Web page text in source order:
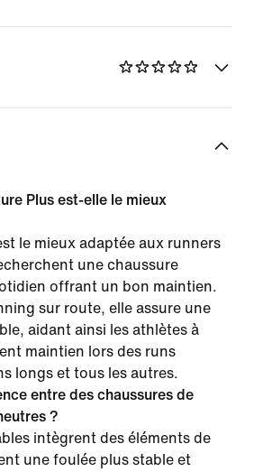
Plus est-elle le mieux
le mieux adaptée aux runners
une chaussure
offrant un bon maintien.
sur route, elle assure une
aidant ainsi les athlètes à
maintien lors des runs
longs et tous les autres.
entre des chaussures de
?
intègrent des éléments de
une foulée plus stable et